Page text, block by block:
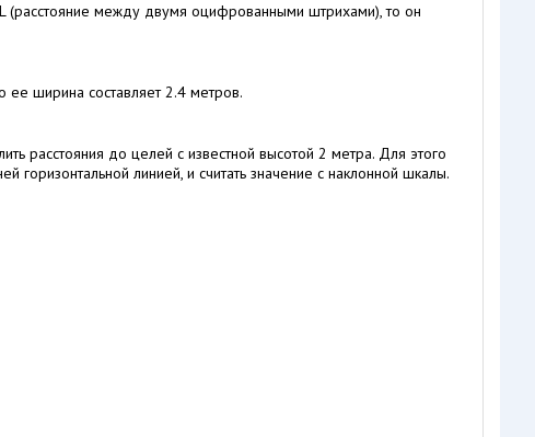
(расстояние между двумя оцифрованными штрихами), то он
ее ширина составляет 2.4 метров.
расстояния до целей с известной высотой 2 метра. Для этого
линией, и считать значение с наклонной шкалы.